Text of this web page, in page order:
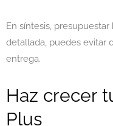
En síntesis, presupuestar
detallada, puedes evitar
entrega.
Haz crecer
Plus